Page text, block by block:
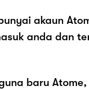
akaun
anda dan
baru